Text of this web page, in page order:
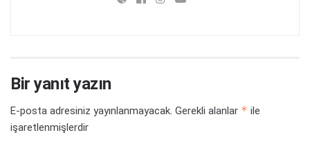
Bir yanıt yazın
E-posta adresiniz yayınlanmayacak. Gerekli alanlar * ile
işaretlenmişlerdir